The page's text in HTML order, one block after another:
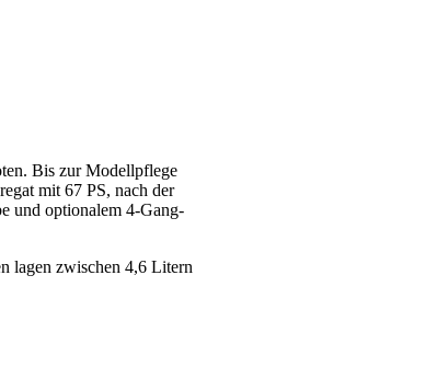
Bis zur Modellpflege
mit 67 PS, nach der
und optionalem 4-Gang-
lagen zwischen 4,6 Litern